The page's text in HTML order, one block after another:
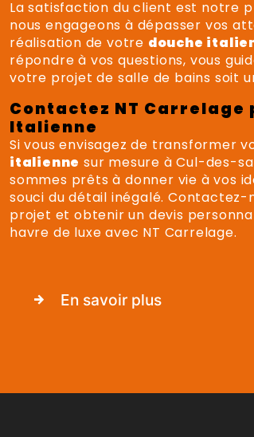
La satisfaction du client est notre
nous engageons à dépasser vos
réalisation de votre douche
répondre à vos questions, vous
votre projet de salle de bains soit
Contactez NT Carrelage
Italienne
Si vous envisagez de transformer
italienne sur mesure à Cul-des-
sommes prêts à donner vie à vos
souci du détail inégalé.
projet et obtenir un devis
havre de luxe avec NT Carrelage.
En savoir plus